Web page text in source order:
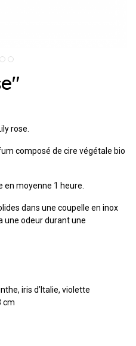
rose.
composé de cire végétale bio
moyenne 1 heure.
dans une coupelle en inox
une odeur durant une
iris d’Italie, violette
cm